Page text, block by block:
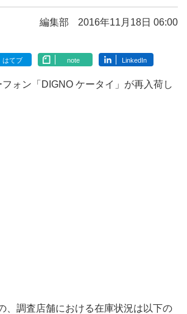
編集部 2016年11月18日 06:00
はてブ note LinkedIn
ォン「DIGNO ケータイ」が再入荷し
調査店舗における在庫状況は以下の